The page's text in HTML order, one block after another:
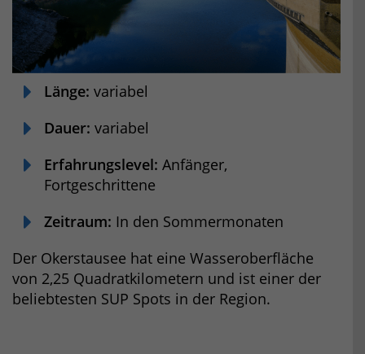
Länge: variabel
Dauer: variabel
Erfahrungslevel: Anfänger,
Fortgeschrittene
Zeitraum: In den Sommermonaten
Der Okerstausee hat eine Wasseroberfläche
von 2,25 Quadratkilometern und ist einer der
beliebtesten SUP Spots in der Region.